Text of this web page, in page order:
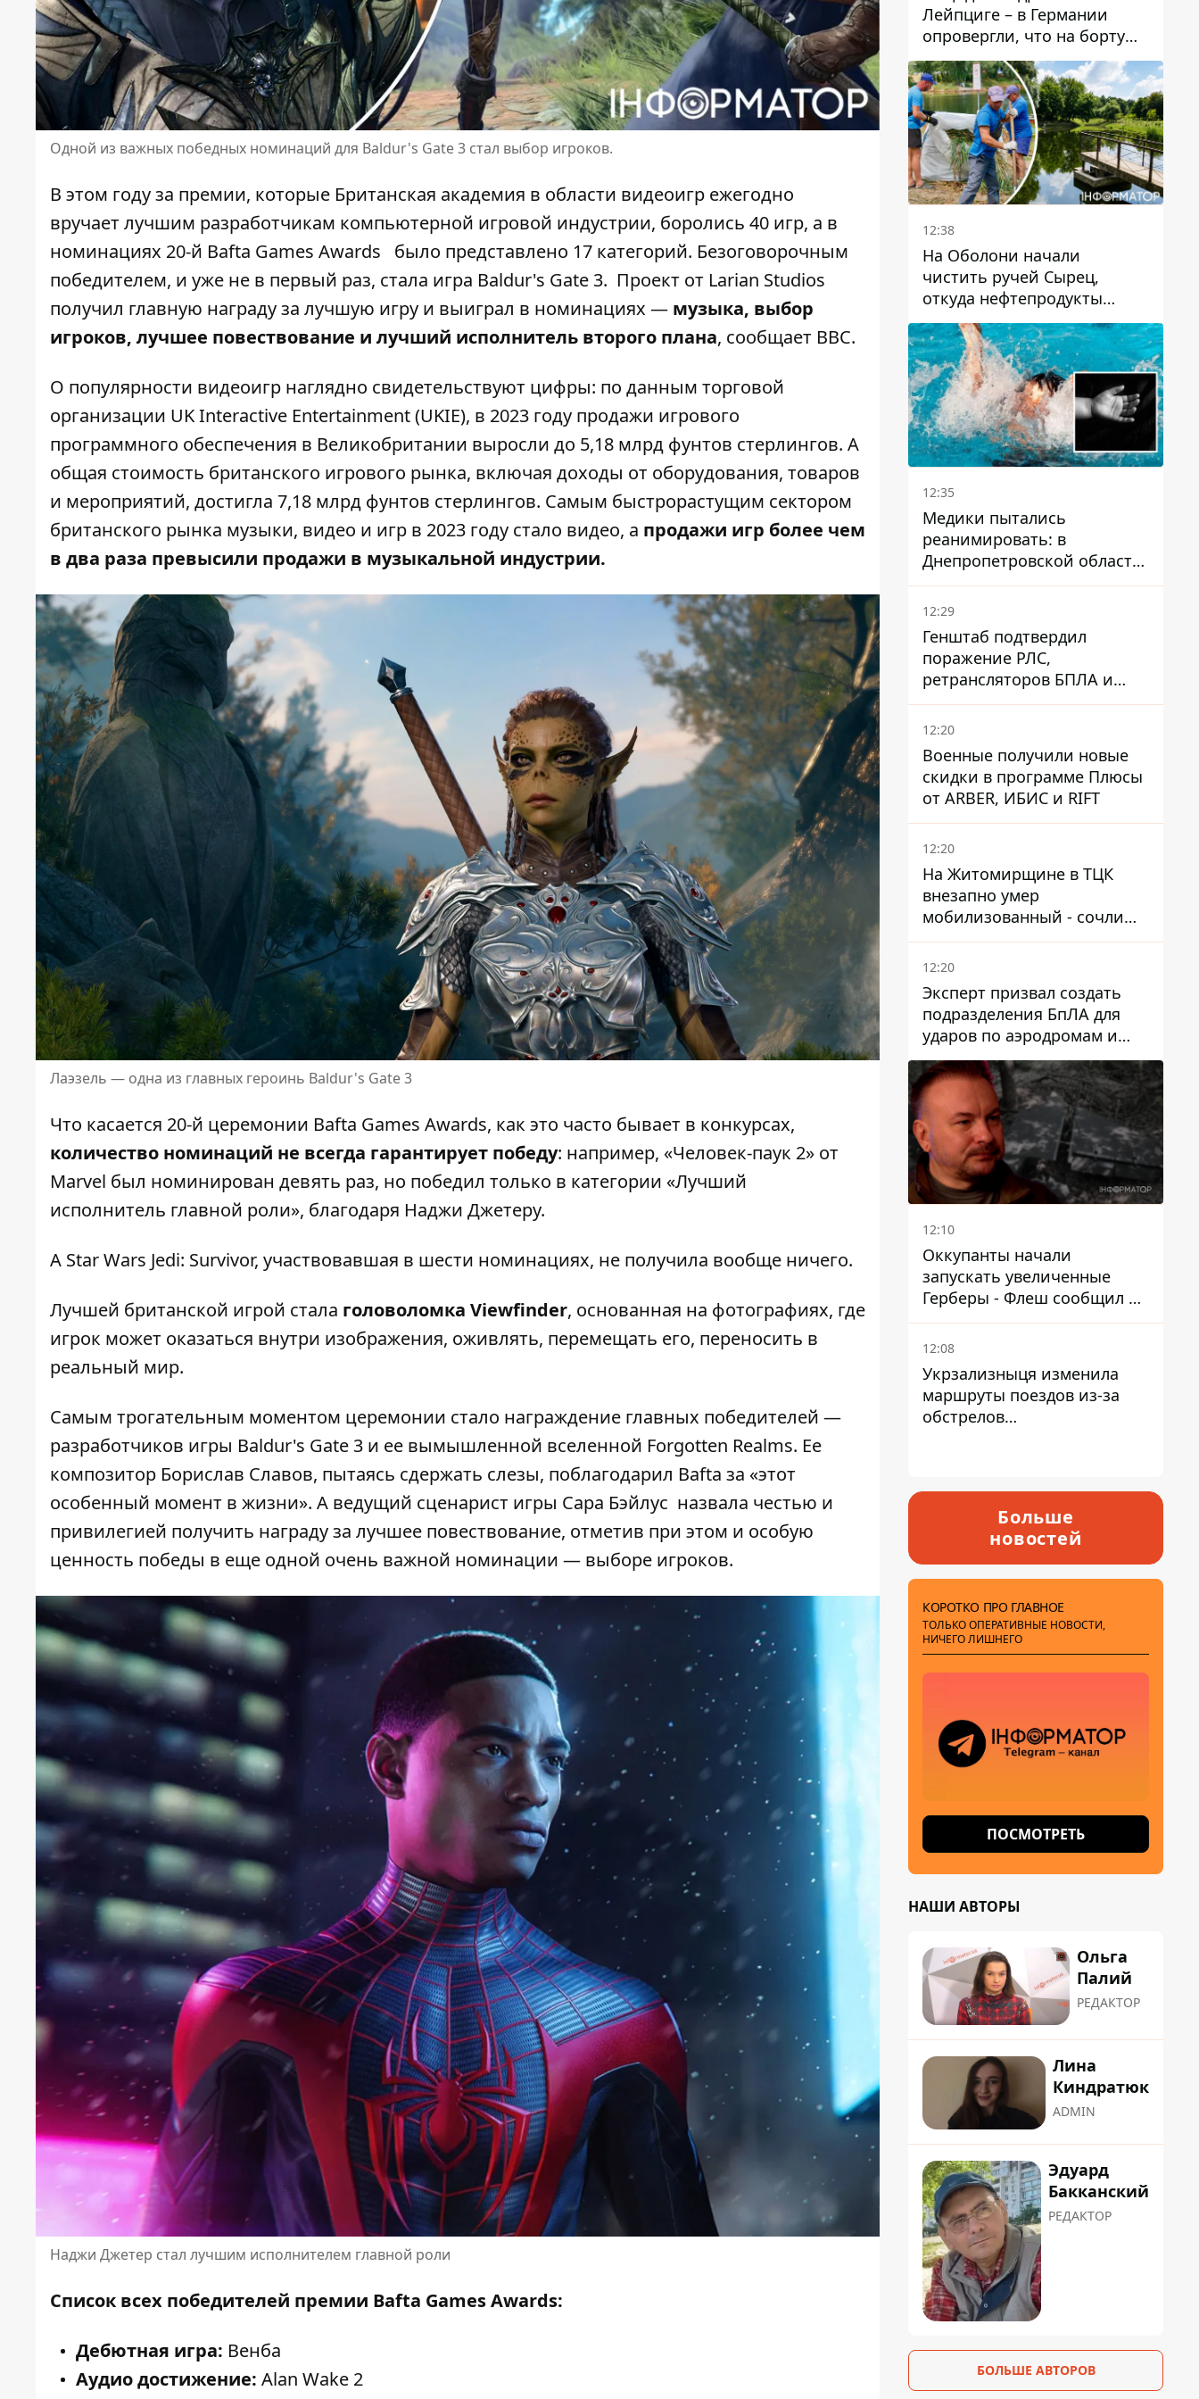
Одной из важных победных номинаций для Baldur's Gate 3 стал выбор игроков.
В этом году за премии, которые Британская академия в области видеоигр ежегодно
вручает лучшим разработчикам компьютерной игровой индустрии, боролись 40 игр, а в
номинациях 20-й Bafta Games Awards было представлено 17 категорий. Безоговорочным
победителем, и уже не в первый раз, стала игра Baldur's Gate 3. Проект от Larian Studios
получил главную награду за лучшую игру и выиграл в номинациях — музыка, выбор
игроков, лучшее повествование и лучший исполнитель второго плана, сообщает ВВС.
О популярности видеоигр наглядно свидетельствуют цифры: по данным торговой
организации UK Interactive Entertainment (UKIE), в 2023 году продажи игрового
программного обеспечения в Великобритании выросли до 5,18 млрд фунтов стерлингов. А
общая стоимость британского игрового рынка, включая доходы от оборудования, товаров
и мероприятий, достигла 7,18 млрд фунтов стерлингов. Самым быстрорастущим сектором
британского рынка музыки, видео и игр в 2023 году стало видео, а продажи игр более чем
в два раза превысили продажи в музыкальной индустрии.
Лаэзель — одна из главных героинь Baldur's Gate 3
Что касается 20-й церемонии Bafta Games Awards, как это часто бывает в конкурсах,
количество номинаций не всегда гарантирует победу: например, «Человек-паук 2» от
Marvel был номинирован девять раз, но победил только в категории «Лучший
исполнитель главной роли», благодаря Наджи Джетеру.
А Star Wars Jedi: Survivor, участвовавшая в шести номинациях, не получила вообще ничего.
Лучшей британской игрой стала головоломка Viewfinder, основанная на фотографиях, где
игрок может оказаться внутри изображения, оживлять, перемещать его, переносить в
реальный мир.
Самым трогательным моментом церемонии стало награждение главных победителей —
разработчиков игры Baldur's Gate 3 и ее вымышленной вселенной Forgotten Realms. Ее
композитор Борислав Славов, пытаясь сдержать слезы, поблагодарил Bafta за «этот
особенный момент в жизни». А ведущий сценарист игры Сара Бэйлус назвала честью и
привилегией получить награду за лучшее повествование, отметив при этом и особую
ценность победы в еще одной очень важной номинации — выборе игроков.
Наджи Джетер стал лучшим исполнителем главной роли
Список всех победителей премии Bafta Games Awards:
Дебютная игра: Венба
Аудио достижение: Alan Wake 2
Лейпциге – в Германии
опровергли, что на борту
украинского самолета были
оружие и боеприпасы
12:38
На Оболони начали
чистить ручей Сырец,
откуда нефтепродукты
попадали в озера
12:35
Медики пытались
реанимировать: в
Днепропетровской области
двухлетний мальчик утонул
в бассейне
12:29
Генштаб подтвердил
поражение РЛС,
ретрансляторов БПЛА и
других военных объектов
РФ в Крыму и на юге
12:20
Военные получили новые
скидки в программе Плюсы
от ARBER, ИБИС и RIFT
12:20
На Житомирщине в ТЦК
внезапно умер
мобилизованный - сочли
годным и сразу
остановилось сердце
12:20
Эксперт призвал создать
подразделения БпЛА для
ударов по аэродромам и
составам КАБ врага
12:10
Оккупанты начали
запускать увеличенные
Герберы - Флеш сообщил о
новой модификации дрона
12:08
Укрзализныця изменила
маршруты поездов из-за
обстрелов
Больше
новостей
КОРОТКО ПРО ГЛАВНОЕ
ТОЛЬКО ОПЕРАТИВНЫЕ НОВОСТИ,
НИЧЕГО ЛИШНЕГО
ПОСМОТРЕТЬ
НАШИ АВТОРЫ
Ольга
Палий
РЕДАКТОР
Лина
Киндратюк
ADMIN
Эдуард
Бакканский
РЕДАКТОР
БОЛЬШЕ АВТОРОВ